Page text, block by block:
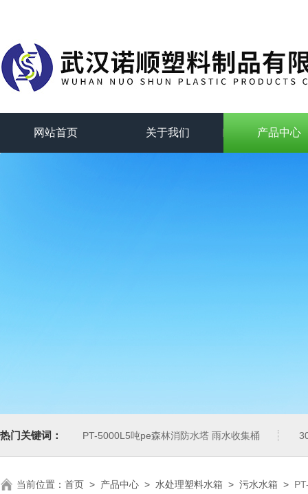
网站首页 关于我们 产品中心
热门关键词： PT-5000L5吨pe森林消防水塔 雨水收集桶
当前位置： 首页 > 产品中心 > 水处理塑料水箱 > 污水水箱 >